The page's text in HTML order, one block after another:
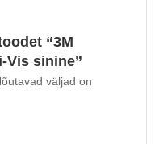
“3M
Vis sinine”
väljad on